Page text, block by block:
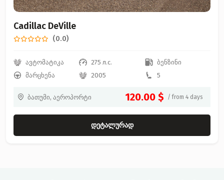
Cadillac DeVille
(0.0)
ავტომატიკა 275 л.с.
ბენზინი
მარცხენა
2005 5
ბათუმი, აეროპორტი 120.00 $ / from 4 days
დეტალურად